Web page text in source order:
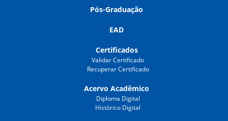
Pós-Graduação
EAD
Certificados
Validar Certificado
Recuperar Certificado
Acervo Acadêmico
Diploma Digital
Histórico Digital